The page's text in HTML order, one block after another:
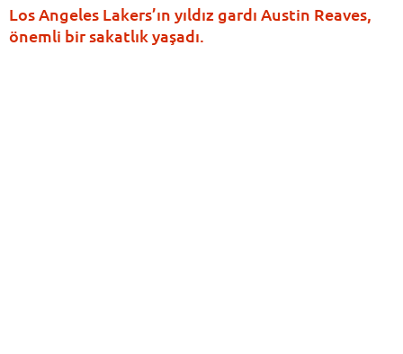
Los Angeles Lakers’ın yıldız gardı Austin Reaves,
önemli bir sakatlık yaşadı.